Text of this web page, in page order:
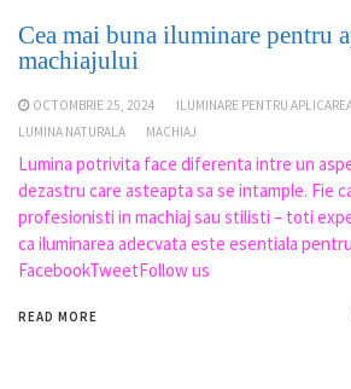
Cea mai buna iluminare pentru
machiajului
OCTOMBRIE 25, 2024 ILUMINARE PENTRU
LUMINA NATURALA
MACHIAJ
Lumina potrivita face diferenta intre un
dezastru care asteapta sa se intample. Fie
profesionisti in machiaj sau stilisti – toti
ca iluminarea adecvata este esentiala
FacebookTweetFollow us
READ MORE